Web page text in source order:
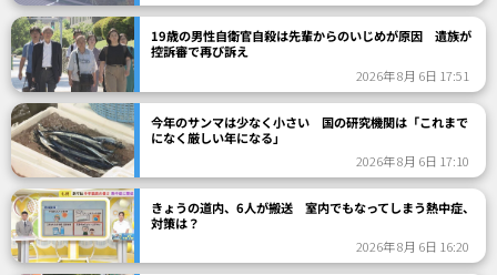
19歳の男性自衛官自殺は先輩からのいじめが原因 遺族が
控訴審で再び訴え
2026年 8月 6日 17:51
今年のサンマは少なく小さい 国の研究機関は「これまで
になく厳しい年になる」
2026年 8月 6日 17:10
きょうの道内、6人が搬送 室内でもなってしまう熱中症、
対策は？
2026年 8月 6日 16:20